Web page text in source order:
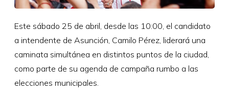
Este sábado 25 de abril, desde las 10:00, el candidato
a intendente de Asunción, Camilo Pérez, liderará una
caminata simultánea en distintos puntos de la ciudad,
como parte de su agenda de campaña rumbo a las
elecciones municipales.